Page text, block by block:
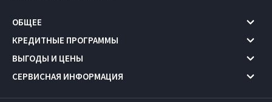
ОБЩЕЕ
КРЕДИТНЫЕ ПРОГРАММЫ
ВЫГОДЫ И ЦЕНЫ
СЕРВИСНАЯ ИНФОРМАЦИЯ